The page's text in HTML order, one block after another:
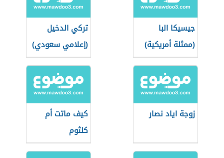
جيسيكا البا
(ممثلة أمريكية)
تركي الدخيل
(إعلامي سعودي)
زوجة اياد نصار
كيف ماتت أم
كلثوم